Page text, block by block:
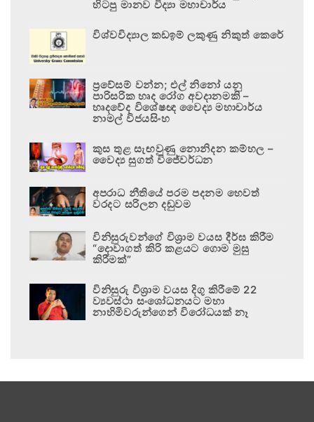
හිටපු මානව විද්‍යා මහාචාර්ය
විශ්වවිද්‍යාල කඩඉම් ලකුණු නිකුත් කෙරේ
ප්‍රවේසම් වන්න; එල් නිනෝ යනු
පාරිසරික හෘද රෝග අවදානමකි –
හෘදවේද විශේෂඥ වෛද්‍ය මහාචාර්ය
නාමල් විජයසිංහ
කුස තුළ සැඟවුණු නොනිදන කම්හල –
වෛද්‍ය සුගත් විජේවර්ධන
අපරාධ නීතියේ පරම පදනම හෙවත්
වරදට සරිලන දඬුවම
විනිසුරුවන්ගේ විශ්‍රාම වයස දීර්ඝ කිරීම
“දොවාගත් කිරි කළයට ගොම මුසු
කිරීමක්”
විනිසුරු විශ්‍රාම වයස දිගු කිරීමේ 22
ව්‍යවස්ථා සංශෝධනයට මහා
නාහිමිවරුන්ගෙන් විරෝධයක් නෑ